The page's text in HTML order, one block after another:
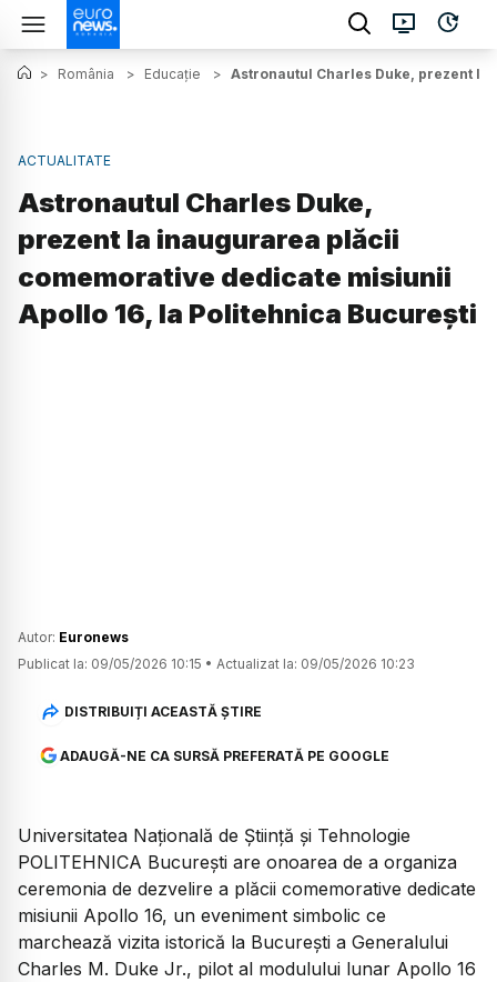
> România > Educație > Astronautul Charles Duke, prezent
ACTUALITATE
Astronautul Charles Duke,
prezent la inaugurarea plăcii
comemorative dedicate misiunii
Apollo 16, la Politehnica București
Autor: Euronews
Publicat la: 09/05/2026 10:15 • Actualizat la: 09/05/2026 10:23
DISTRIBUIȚI ACEASTĂ ȘTIRE
ADAUGĂ-NE CA SURSĂ PREFERATĂ PE GOOGLE
Universitatea Națională de Știință și Tehnologie
POLITEHNICA București are onoarea de a organiza
ceremonia de dezvelire a plăcii comemorative dedicate
misiunii Apollo 16, un eveniment simbolic ce
marchează vizita istorică la București a Generalului
Charles M. Duke Jr., pilot al modulului lunar Apollo 16